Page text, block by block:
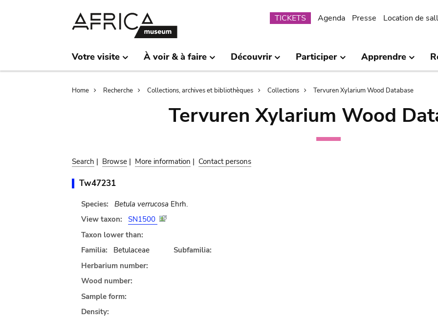
Submenu
TICKETS Agenda Presse Location de
Votre visite À voir & à faire Découvrir Participer Apprendre
Breadcrumb
Home Recherche Collections, archives et bibliothèques Collections Tervuren Xylarium Wood Database
Tervuren Xylarium Wood
Search | Browse | More information | Contact persons
Tw47231
Species: Betula verrucosa Ehrh.
View taxon:
SN1500
Taxon lower than:
Familia:
Betulaceae
Subfamilia:
Herbarium number:
Wood number:
Sample form:
Density: